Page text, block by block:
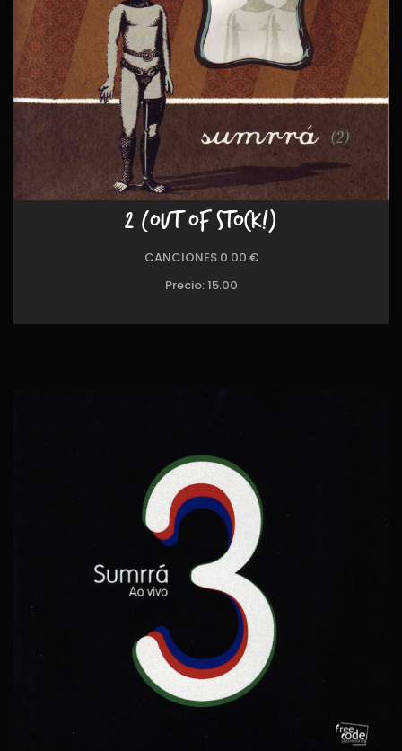
2 (OUT OF STOCK!)
CANCIONES 0.00 €
Precio:15.00